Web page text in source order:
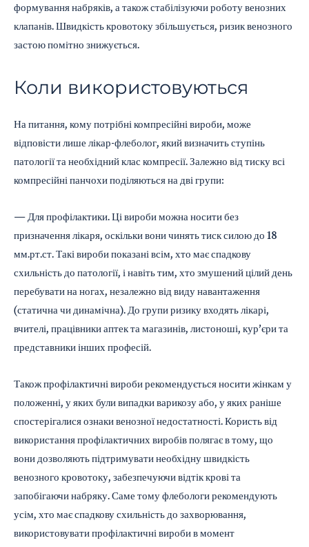
формування набряків, а також стабілізуючи роботу венозних
клапанів. Швидкість кровотоку збільшується, ризик венозного
застою помітно знижується.
Коли використовуються
На питання, кому потрібні компресійні вироби, може
відповісти лише лікар-флеболог, який визначить ступінь
патології та необхідний клас компресії. Залежно від тиску всі
компресійні панчохи поділяються на дві групи:
— Для профілактики. Ці вироби можна носити без
призначення лікаря, оскільки вони чинять тиск силою до 18
мм.рт.ст. Такі вироби показані всім, хто має спадкову
схильність до патології, і навіть тим, хто змушений цілий день
перебувати на ногах, незалежно від виду навантаження
(статична чи динамічна). До групи ризику входять лікарі,
вчителі, працівники аптек та магазинів, листоноші, кур’єри та
представники інших професій.
Також профілактичні вироби рекомендується носити жінкам у
положенні, у яких були випадки варикозу або, у яких раніше
спостерігалися ознаки венозної недостатності. Користь від
використання профілактичних виробів полягає в тому, що
вони дозволяють підтримувати необхідну швидкість
венозного кровотоку, забезпечуючи відтік крові та
запобігаючи набряку. Саме тому флебологи рекомендують
усім, хто має спадкову схильність до захворювання,
використовувати профілактичні вироби в момент